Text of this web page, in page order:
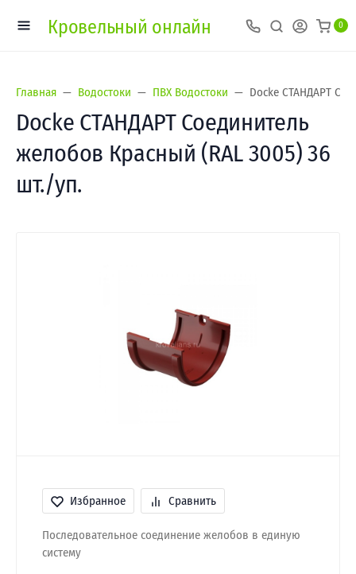
Кровельный онлайн 0
Главная Водостоки ПВХ Водостоки Docke СТАНДАРТ
Docke СТАНДАРТ Соединитель
желобов Красный (RAL 3005) 36
шт./уп.
Избранное Сравнить
Последовательное соединение желобов в единую
систему